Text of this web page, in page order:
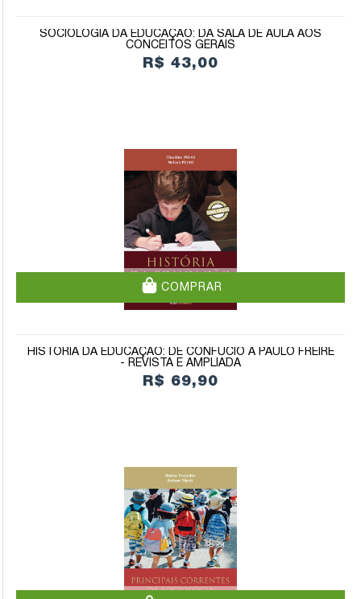
SOCIOLOGIA DA EDUCAÇÃO: DA SALA DE AULA AOS
CONCEITOS GERAIS
R$ 43,00
COMPRAR
HISTÓRIA DA EDUCAÇÃO: DE CONFÚCIO A PAULO FREIRE
- REVISTA E AMPLIADA
R$ 69,90